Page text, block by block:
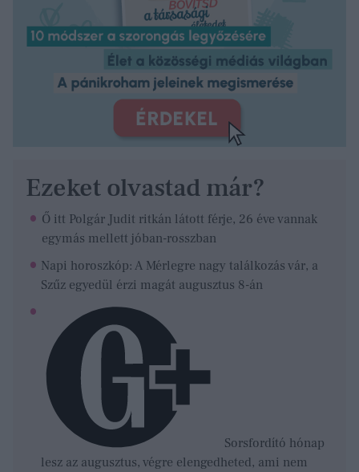
Ezeket olvastad már?
Ő itt Polgár Judit ritkán látott férje, 26 éve vannak
egymás mellett jóban-rosszban
Napi horoszkóp: A Mérlegre nagy találkozás vár, a
Szűz egyedül érzi magát augusztus 8-án
Sorsfordító hónap
lesz az augusztus, végre elengedheted, ami nem